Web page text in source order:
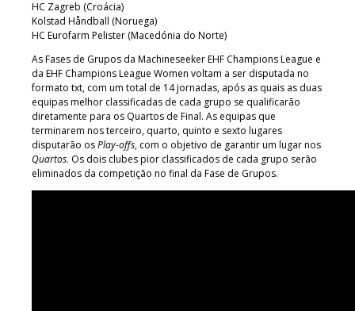
HC Zagreb (Croácia)
Kolstad Håndball (Noruega)
HC Eurofarm Pelister (Macedónia do Norte)
As Fases de Grupos da Machineseeker EHF Champions League e
da EHF Champions League Women voltam a ser disputada no
formato txt, com um total de 14 jornadas, após as quais as duas
equipas melhor classificadas de cada grupo se qualificarão
diretamente para os Quartos de Final. As equipas que
terminarem nos terceiro, quarto, quinto e sexto lugares
disputarão osPlay-offs, com o objetivo de garantir um lugar nos
Quartos. Os dois clubes pior classificados de cada grupo serão
eliminados da competição no final da Fase de Grupos.